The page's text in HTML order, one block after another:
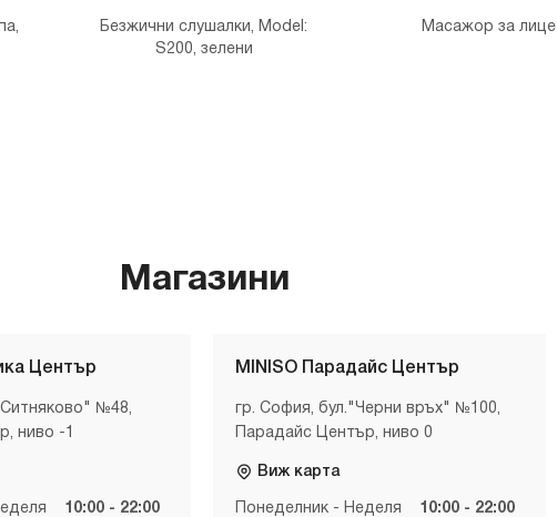
Безжични слушалки, Model:
S200, зелени
Масажор за лице
Магазини
Център
№48,
ниво -1
10:00 - 22:00
MINISO Парадайс Център
гр. София, бул."Черни връх" №100,
Парадайс Център, ниво 0
Виж карта
Понеделник - Неделя 10:00 - 22:00